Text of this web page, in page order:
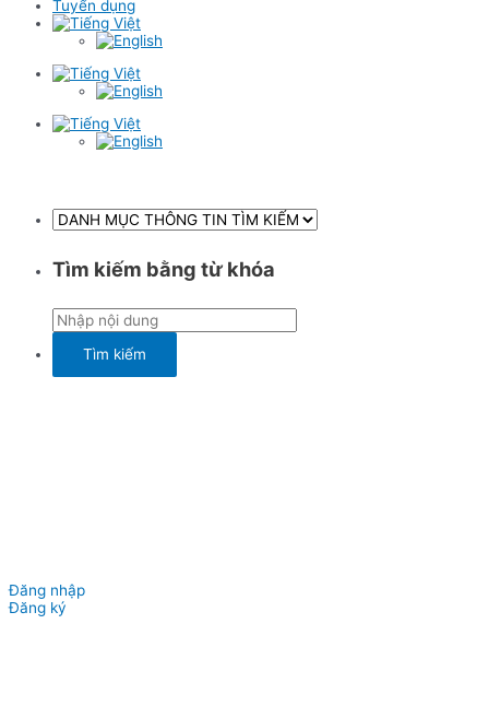
Tuyển dụng
Tìm kiếm bằng từ khóa
Đăng nhập
Đăng ký